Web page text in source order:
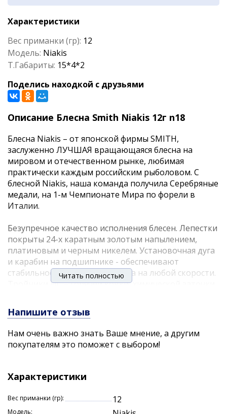
Характеристики
Вес приманки (гр): 12
Модель: Niakis
Т.Габариты: 15*4*2
Поделись находкой с друзьями
Описание Блесна Smith Niakis 12г n18
Блесна Niakis – от японской фирмы SMITH,
заслуженно ЛУЧШАЯ вращающаяся блесна на
мировом и отечественном рынке, любимая
практически каждым российским рыболовом. C
блесной Niakis, наша команда получила Серебряные
медали, на 1-м Чемпионате Мира по форели в
Италии.
Безупречное качество исполнения блесен. Лепестки
покрыты 24-х каратным золотым напылением,
платиновым и черным никелем. Установочная дуга
и карабин на подшипнике - обеспечивают
стабильное вращение лепестка на любой скорости.
Тройники FJC – горячей ковки, химической заточки,
блесны Niakis - ассиметричный вольфрамовый
сердечник. Что это означает?
дальность и точность заброса, пулеобразное
незалипание лепестка
соблазнительную игру уже «на падении»
Читать полностью
Напишите отзыв
Нам очень важно знать Ваше мнение, а другим
покупателям это поможет с выбором!
Характеристики
Вес приманки (гр): 12
Модель: